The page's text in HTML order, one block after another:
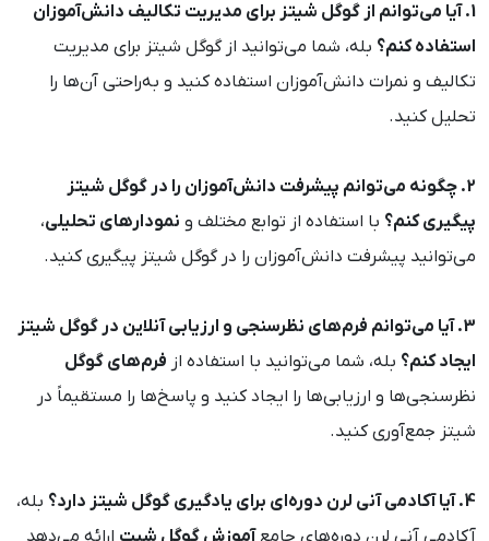
1. آیا می‌توانم از گوگل شیتز برای مدیریت تکالیف دانش‌آموزان
استفاده کنم؟ بله، شما می‌توانید از گوگل شیتز برای مدیریت
تکالیف و نمرات دانش‌آموزان استفاده کنید و به‌راحتی آن‌ها را
تحلیل کنید.
2. چگونه می‌توانم پیشرفت دانش‌آموزان را در گوگل شیتز
پیگیری کنم؟ با استفاده از توابع مختلف و نمودارهای تحلیلی،
می‌توانید پیشرفت دانش‌آموزان را در گوگل شیتز پیگیری کنید.
3. آیا می‌توانم فرم‌های نظرسنجی و ارزیابی آنلاین در گوگل شیتز
ایجاد کنم؟ بله، شما می‌توانید با استفاده از فرم‌های گوگل
نظرسنجی‌ها و ارزیابی‌ها را ایجاد کنید و پاسخ‌ها را مستقیماً در
شیتز جمع‌آوری کنید.
4. آیا آکادمی آنی لرن دوره‌ای برای یادگیری گوگل شیتز دارد؟
بله،